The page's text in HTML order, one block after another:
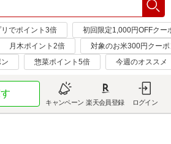
でポイント3倍
初回限定1,000円OFFクー
月木ポイント2倍
対象のお米300円クー
惣菜ポイント5倍 今週のオススメ
キャンペーン 楽天会員登録 ログイン